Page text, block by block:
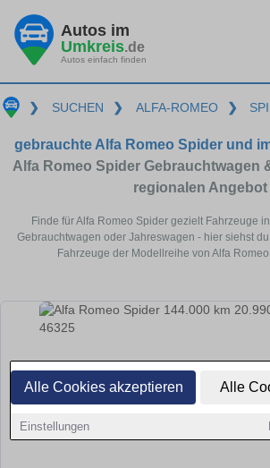
Alle Cookies akzeptieren Alle
Einstellungen
Autos im
Umkreis.de
Autos einfach finden
❯ SUCHEN ❯ ALFA-ROMEO ❯
gebrauchte Alfa Romeo Spider und
Alfa Romeo Spider Gebrauchtwagen
regionalen Angebot
Finde für Alfa Romeo Spider gezielt Fahrzeuge
Gebrauchtwagen oder Jahreswagen - hier siehst
Fahrzeuge der Modellreihe von Alfa Romeo